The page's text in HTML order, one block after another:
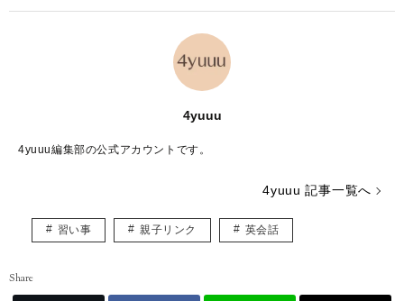
4yuuu
4yuuu編集部の公式アカウントです。
4yuuu 記事一覧へ
習い事 親子リンク 英会話
Share